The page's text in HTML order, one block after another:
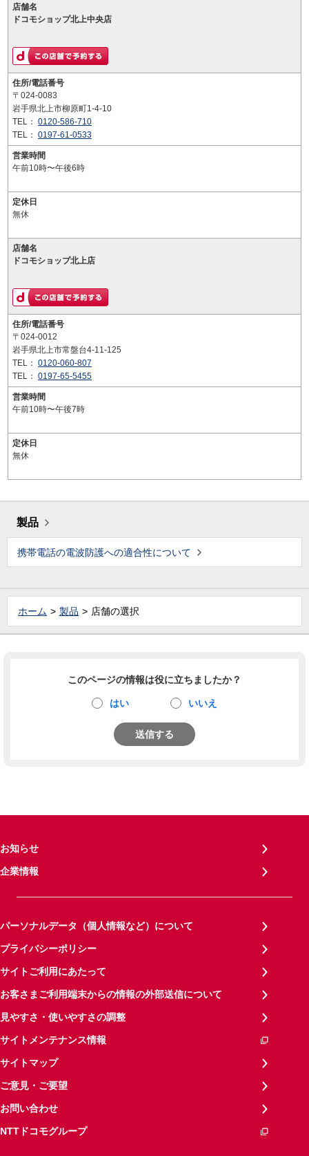
店舗名
ドコモショップ北上中央店
住所/電話番号
〒024-0083
岩手県北上市柳原町1-4-10
TEL： 0120-586-710
TEL： 0197-61-0533
営業時間
午前10時〜午後6時
定休日
無休
店舗名
ドコモショップ北上店
住所/電話番号
〒024-0012
岩手県北上市常盤台4-11-125
TEL： 0120-060-807
TEL： 0197-65-5455
営業時間
午前10時〜午後7時
定休日
無休
製品
携帯電話の電波防護への適合性について
ホーム 製品 店舗の選択
このページの情報は役に立ちましたか？
はい いいえ
送信する
お知らせ
企業情報
パーソナルデータ（個人情報など）について
プライバシーポリシー
サイトご利用にあたって
お客さまご利用端末からの情報の外部送信について
見やすさ・使いやすさの調整
サイトメンテナンス情報
サイトマップ
ご意見・ご要望
お問い合わせ
NTTドコモグループ